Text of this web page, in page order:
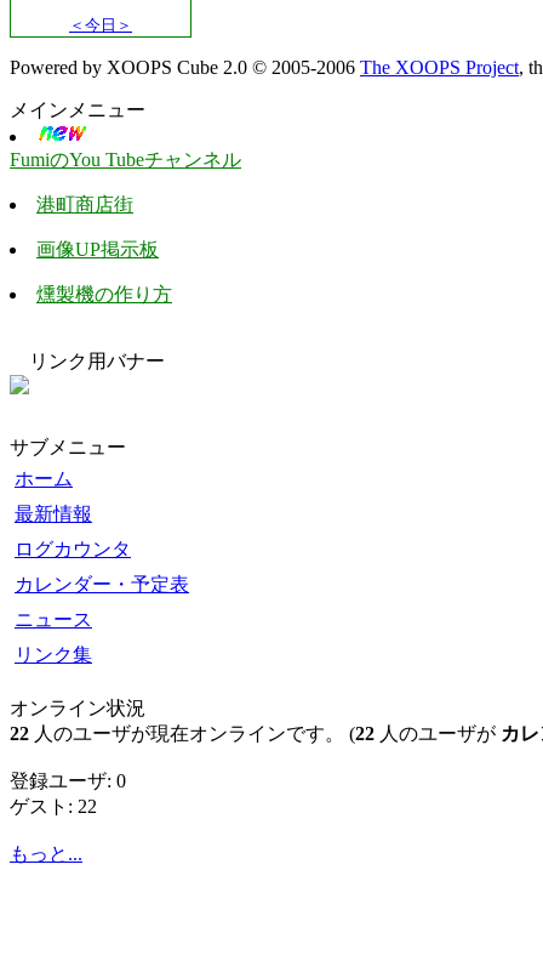
＜今日＞
Powered by XOOPS Cube 2.0 © 2005-2006 The XOOPS Project,
メインメニュー
FumiのYou Tubeチャンネル
港町商店街
画像UP掲示板
燻製機の作り方
リンク用バナー
サブメニュー
ホーム
最新情報
ログカウンタ
カレンダー・予定表
ニュース
リンク集
オンライン状況
22 人のユーザが現在オンラインです。 (22 人のユーザが カ
登録ユーザ: 0
ゲスト: 22
もっと...